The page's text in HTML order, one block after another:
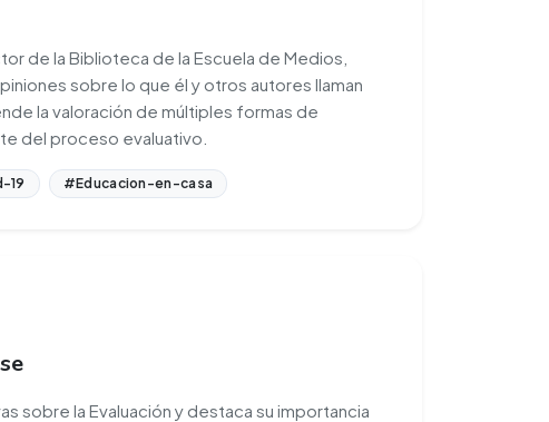
de la Biblioteca de la Escuela de Medios,
sobre lo que él y otros autores llaman
la valoración de múltiples formas de
del proceso evaluativo.
19 #Educacion-en-casa
sobre la Evaluación y destaca su importancia